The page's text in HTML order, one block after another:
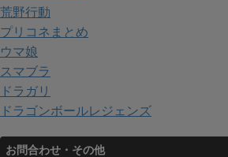
荒野行動
プリコネまとめ
ウマ娘
スマブラ
ドラガリ
ドラゴンボールレジェンズ
お問合わせ・その他